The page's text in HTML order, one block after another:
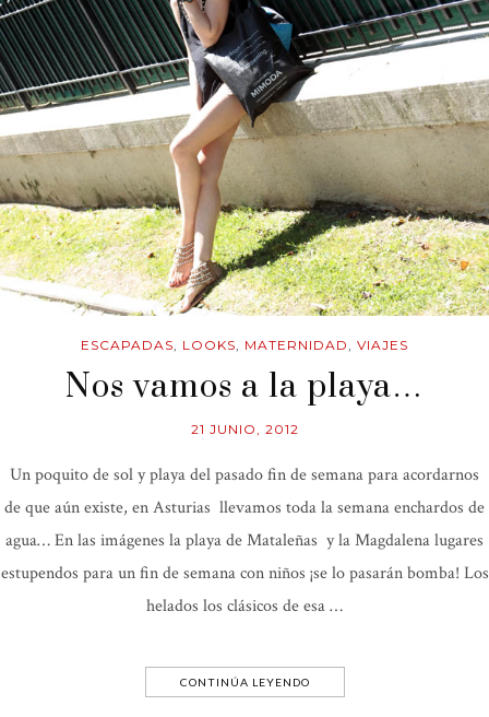
ESCAPADAS LOOKS MATERNIDAD VIAJES
Nos vamos a la playa…
21 JUNIO, 2012
Un poquito de sol y playa del pasado fin de semana para acordarnos
de que aún existe, en Asturias llevamos toda la semana enchardos de
agua… En las imágenes la playa de Mataleñas y la Magdalena lugares
estupendos para un fin de semana con niños ¡se lo pasarán bomba! Los
helados los clásicos de esa …
CONTINÚA LEYENDO